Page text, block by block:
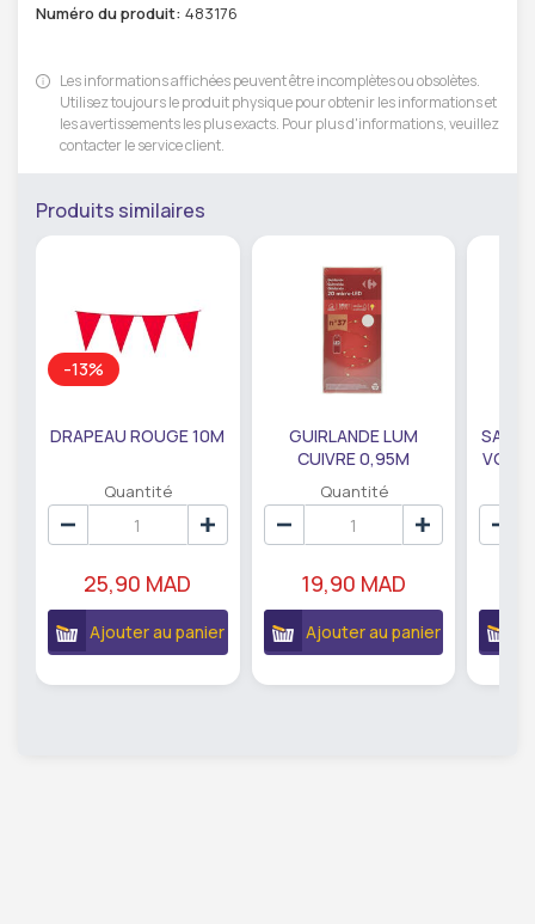
Numéro du produit: 483176
Les informations affichées peuvent être incomplètes ou obsolètes.
Utilisez toujours le produit physique pour obtenir les informations et
les avertissements les plus exacts. Pour plus d'informations, veuillez
contacter le service client.
Produits similaires
-13%
DRAPEAU ROUGE 10M
Quantité
25,90 MAD
Ajouter au panier
GUIRLANDE LUM
CUIVRE 0,95M
DE79207
Quantité
19,90 MAD
Ajouter au panier